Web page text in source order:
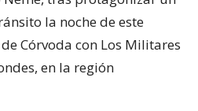
la noche de este
Córvoda con Los Militares
en la región